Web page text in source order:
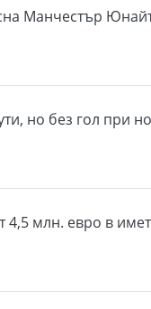
Манчестър
но без гол при
4,5 млн. евро в